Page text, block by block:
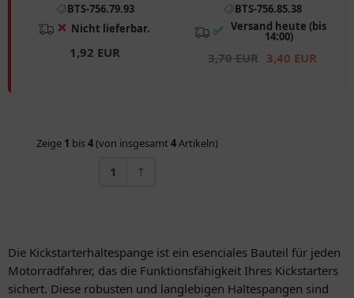
Baotian BT49QT - 7A1,
BT49QT - 10, BT49QT -
12A1
BTS-756.79.93
❌ Nicht lieferbar.
1,92 EUR
SR, Scarabeo, Rally
BTS-756.85.38
✅ Versand heute (bis
14:00)
3,70 EUR 3,40 EUR
Zeige 1 bis4(von insgesamt 4Artikeln)
1
Die Kickstarterhaltespange ist ein esenciales Bauteil für jeden
Motorradfahrer, das die Funktionsfähigkeit Ihres Kickstarters
sichert. Diese robusten und langlebigen Haltespangen sind